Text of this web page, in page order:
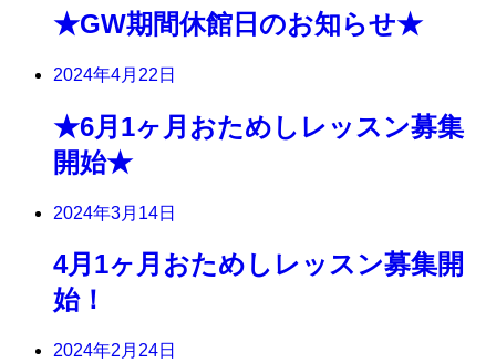
★GW期間休館日のお知らせ★
2024年4月22日
★6月1ヶ月おためしレッスン募集
開始★
2024年3月14日
4月1ヶ月おためしレッスン募集開
始！
2024年2月24日